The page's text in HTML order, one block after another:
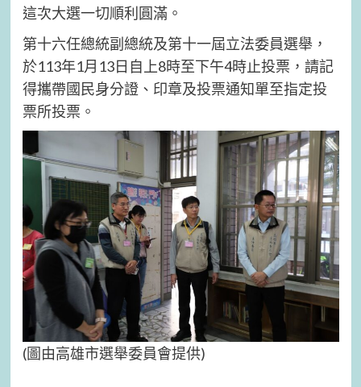
這次大選一切順利圓滿。
第十六任總統副總統及第十一屆立法委員選舉，
於113年1月13日自上8時至下午4時止投票，請記
得攜帶國民身分證、印章及投票通知單至指定投
票所投票。
(圖由高雄市選舉委員會提供)